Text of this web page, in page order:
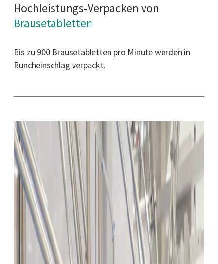
Hochleistungs-Verpacken von
Brausetabletten
Bis zu 900 Brausetabletten pro Minute werden in
Buncheinschlag verpackt.